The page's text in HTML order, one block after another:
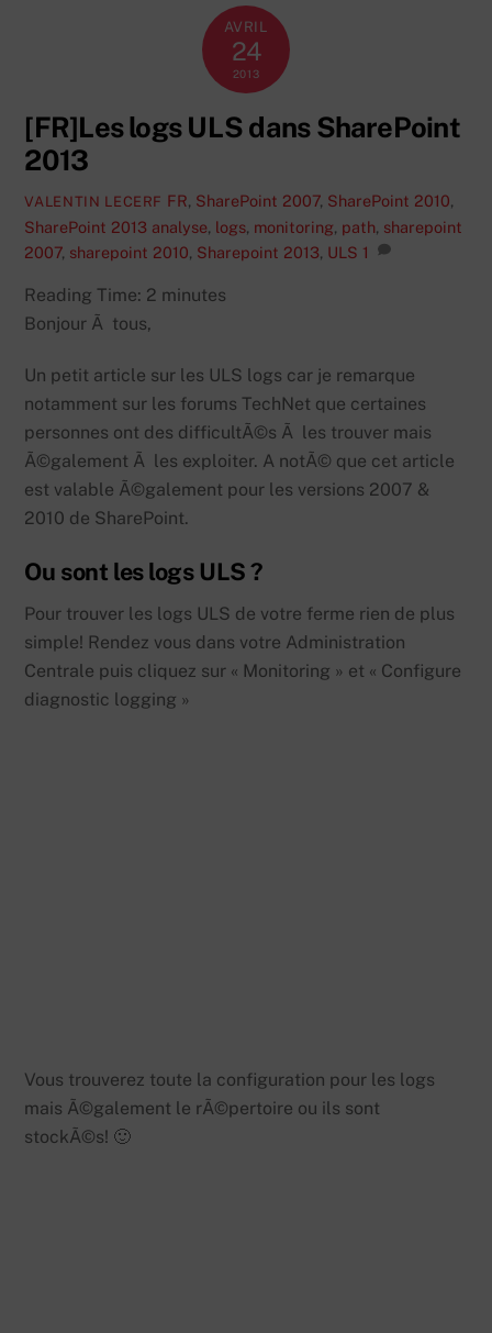
AVRIL
24
2013
[FR]Les logs ULS dans SharePoint
2013
VALENTIN LECERF FR, SharePoint 2007, SharePoint 2010,
SharePoint 2013 analyse, logs, monitoring, path, sharepoint
2007, sharepoint 2010, Sharepoint 2013, ULS 1
Reading Time: 2 minutes
Bonjour Ã tous,
Un petit article sur les ULS logs car je remarque
notamment sur les forums TechNet que certaines
personnes ont des difficultÃ©s Ã les trouver mais
Ã©galement Ã les exploiter. A notÃ© que cet article
est valable Ã©galement pour les versions 2007 &
2010 de SharePoint.
Ou sont les logs ULS ?
Pour trouver les logs ULS de votre ferme rien de plus
simple! Rendez vous dans votre Administration
Centrale puis cliquez sur « Monitoring » et « Configure
diagnostic logging »
Vous trouverez toute la configuration pour les logs
mais Ã©galement le rÃ©pertoire ou ils sont
stockÃ©s! 🙂